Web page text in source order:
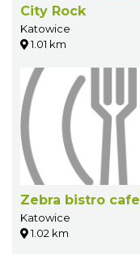
City Rock
Katowice
1.01 km
Zebra bistro cafe
Katowice
1.02 km